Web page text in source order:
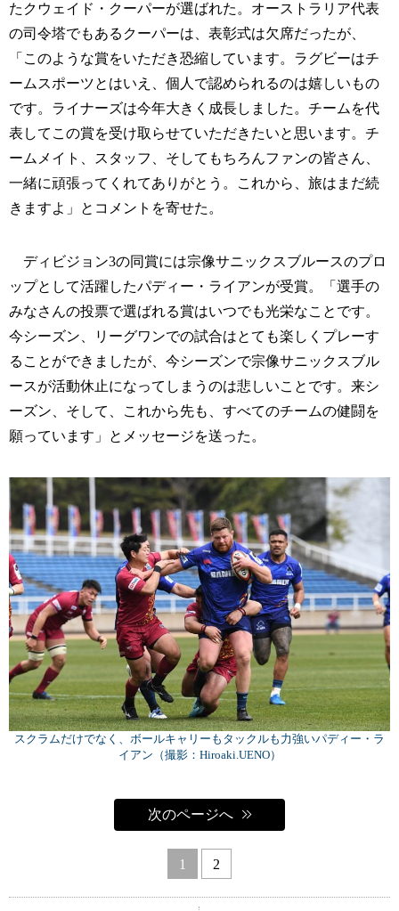
たクウェイド・クーパーが選ばれた。オーストラリア代表
の司令塔でもあるクーパーは、表彰式は欠席だったが、
「このような賞をいただき恐縮しています。ラグビーはチ
ームスポーツとはいえ、個人で認められるのは嬉しいもの
です。ライナーズは今年大きく成長しました。チームを代
表してこの賞を受け取らせていただきたいと思います。チ
ームメイト、スタッフ、そしてもちろんファンの皆さん、
一緒に頑張ってくれてありがとう。これから、旅はまだ続
きますよ」とコメントを寄せた。
ディビジョン3の同賞には宗像サニックスブルースのプロ
ップとして活躍したパディー・ライアンが受賞。「選手の
みなさんの投票で選ばれる賞はいつでも光栄なことです。
今シーズン、リーグワンでの試合はとても楽しくプレーす
ることができましたが、今シーズンで宗像サニックスブル
ースが活動休止になってしまうのは悲しいことです。来シ
ーズン、そして、これから先も、すべてのチームの健闘を
願っています」とメッセージを送った。
スクラムだけでなく、ボールキャリーもタックルも力強いパディー・ラ
イアン（撮影：Hiroaki.UENO）
次のページへ
1 2